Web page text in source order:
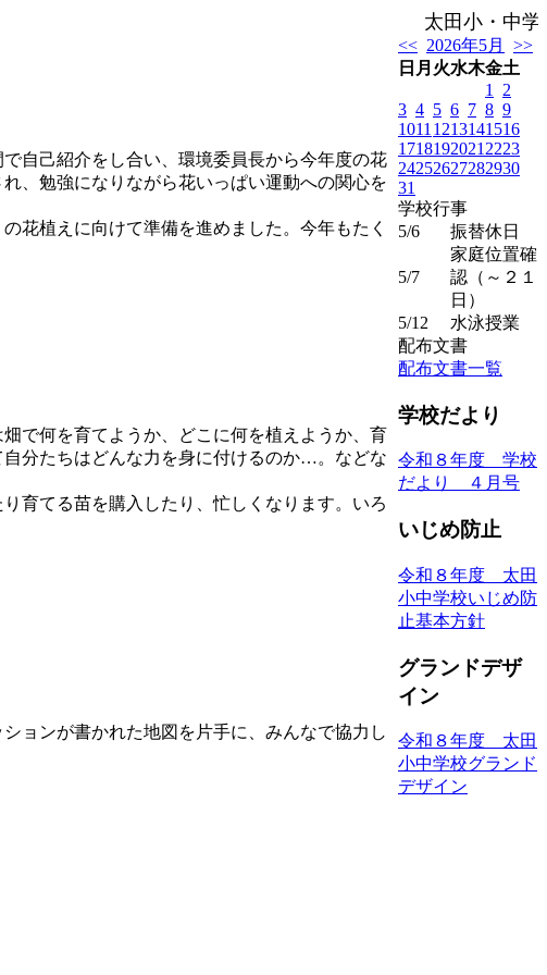
太田小・中学
自己紹介をし合い、環境委員長から今年度の花
、勉強になりながら花いっぱい運動への関心を
花植えに向けて準備を進めました。今年もたく
で何を育てようか、どこに何を植えようか、育
分たちはどんな力を身に付けるのか…。などな
育てる苗を購入したり、忙しくなります。いろ
ョンが書かれた地図を片手に、みんなで協力し
<< 2026年5月
>>
日 月 火水木金土
1
2
3 4 5 6 7 8 9
1011 1213141516
1718192021 2223
24252627282930
31
学校行事
5/6
振替休日
5/7
家庭位置確
認（～２１
日）
5/12
水泳授業
配布文書
配布文書一覧
学校だより
令和８年度 学校
だより ４月号
いじめ防止
令和８年度 太田
小中学校いじめ防
止基本方針
グランドデザ
イン
令和８年度 太田
小中学校グランド
デザイン